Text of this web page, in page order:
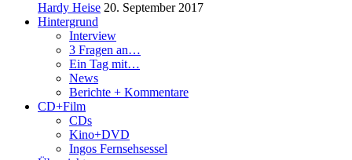
Hardy Heise 20. September 2017
Hintergrund
Interview
3 Fragen an…
Ein Tag mit…
News
Berichte + Kommentare
CD+Film
CDs
Kino+DVD
Ingos Fernsehsessel